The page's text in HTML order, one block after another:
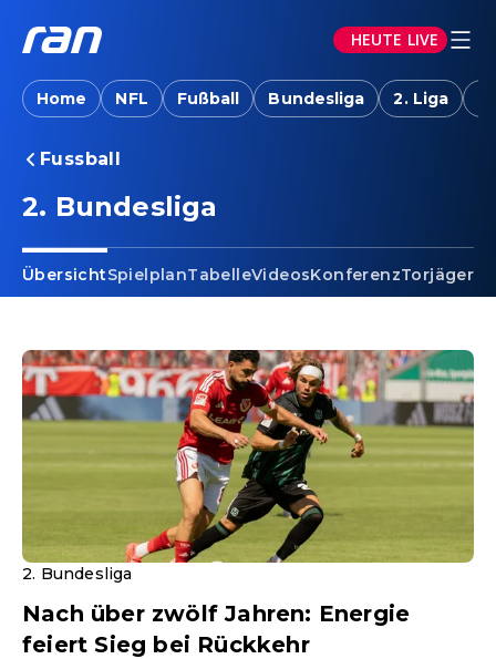
HEUTE LIVE
Home NFL Fußball Bundesliga 2. Liga
Fussball
2. Bundesliga
ÜbersichtSpielplanTabelleVideosKonferenzTorjäger
2. Bundesliga
Nach über zwölf Jahren: Energie
feiert Sieg bei Rückkehr